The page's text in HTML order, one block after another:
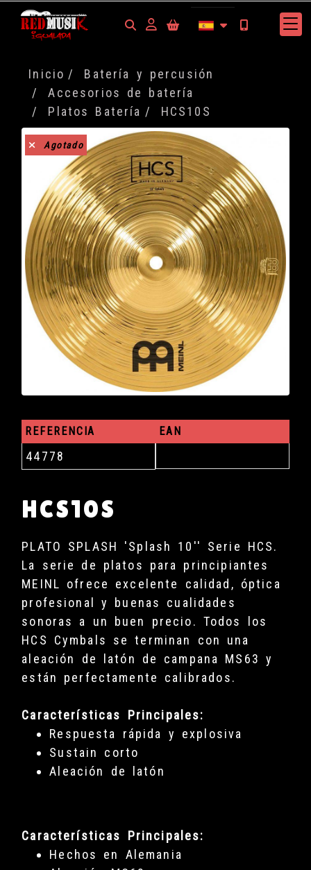
Identifícate
Inicio
Batería y percusión
Accesorios de batería
Platos Batería
HCS10S
Agotado
REFERENCIA
44778
EAN
HCS10S
PLATO SPLASH 'Splash 10'' Serie HCS.
La serie de platos para principiantes
MEINL ofrece excelente calidad, óptica
profesional y buenas cualidades
sonoras a un buen precio. Todos los
HCS Cymbals se terminan con una
aleación de latón de campana MS63 y
están perfectamente calibrados.
Características Principales:
Respuesta rápida y explosiva
Sustain corto
Aleación de latón
Características Principales:
Hechos en Alemania